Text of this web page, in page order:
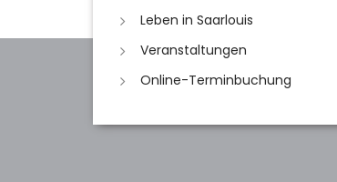
Leben in Saarlouis
Veranstaltungen
Online-Terminbuchung